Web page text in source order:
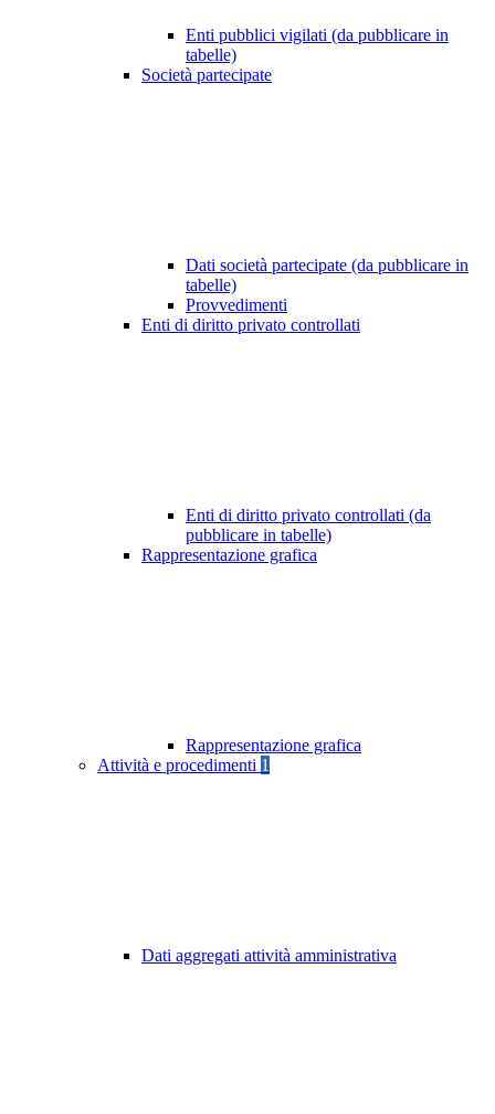
Enti pubblici vigilati (da pubblicare in
tabelle)
Società partecipate
Dati società partecipate (da pubblicare in
tabelle)
Provvedimenti
Enti di diritto privato controllati
Enti di diritto privato controllati (da
pubblicare in tabelle)
Rappresentazione grafica
Rappresentazione grafica
Attività e procedimenti 1
Dati aggregati attività amministrativa